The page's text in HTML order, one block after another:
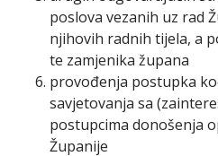
poslova vezanih uz rad
njihovih radnih tijela, a
te zamjenika župana
provođenja postupka
savjetovanja sa
postupcima donošenja
Županije